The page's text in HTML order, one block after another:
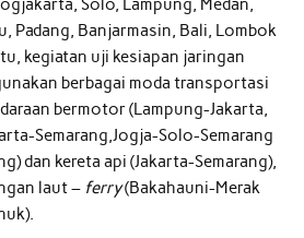
Solo, Lampung, Medan,
Padang, Banjarmasin, Bali, Lombok
kegiatan uji kesiapan jaringan
berbagai moda transportasi
bermotor (Lampung-Jakarta,
Semarang,Jogja-Solo-Semarang
dan kereta api (Jakarta-Semarang),
laut – ferry(Bakahauni-Merak